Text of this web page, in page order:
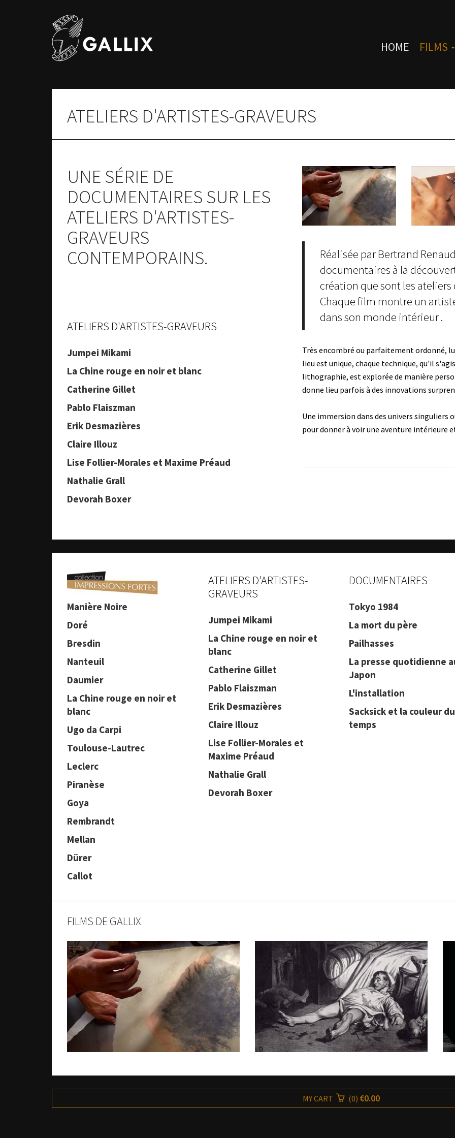
HOME FILMS
ATELIERS D'ARTISTES-GRAVEURS
UNE SÉRIE DE
DOCUMENTAIRES SUR LES
ATELIERS D'ARTISTES-
GRAVEURS
CONTEMPORAINS.
ATELIERS D'ARTISTES-GRAVEURS
Jumpei Mikami
La Chine rouge en noir et blanc
Catherine Gillet
Pablo Flaiszman
Erik Desmazières
Claire Illouz
Lise Follier-Morales et Maxime Préaud
Nathalie Grall
Devorah Boxer
Réalisée par Bertrand
documentaires à la
création que sont les ateliers
Chaque film montre un
dans son monde intérieur .
Très encombré ou parfaitement ordonné,
lieu est unique, chaque technique, qu'il
lithographie, est explorée de manière
donne lieu parfois à des innovations
Une immersion dans des univers singuliers
pour donner à voir une aventure intérieure
Manière Noire
Doré
Bresdin
Nanteuil
Daumier
La Chine rouge en noir et
blanc
Ugo da Carpi
Toulouse-Lautrec
Leclerc
Piranèse
Goya
Rembrandt
Mellan
Dürer
Callot
ATELIERS D'ARTISTES-
GRAVEURS
Jumpei Mikami
La Chine rouge en noir et
blanc
Catherine Gillet
Pablo Flaiszman
Erik Desmazières
Claire Illouz
Lise Follier-Morales et
Maxime Préaud
Nathalie Grall
Devorah Boxer
DOCUMENTAIRES
Tokyo 1984
La mort du père
Pailhasses
La presse quotidienne
Japon
L'installation
Sacksick et la couleur du
temps
FILMS DE GALLIX
MY CART (0) €0.00